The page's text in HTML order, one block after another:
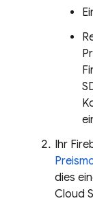
Ihr
dies
Cloud